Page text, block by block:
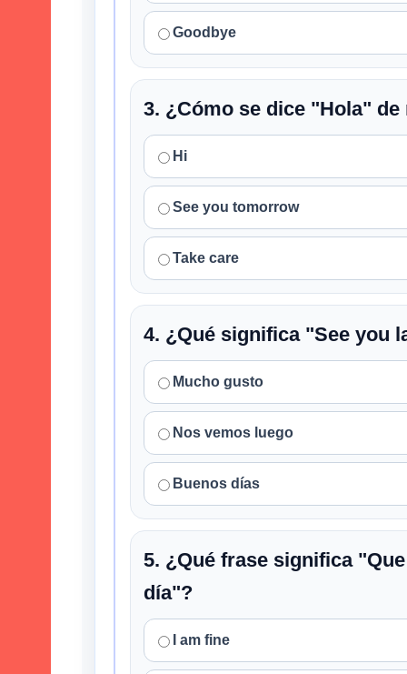
Goodbye
3. ¿Cómo se dice "Hola"
Hi
See you tomorrow
Take care
4. ¿Qué significa "See you
Mucho gusto
Nos vemos luego
Buenos días
5. ¿Qué frase significa
día"?
I am fine